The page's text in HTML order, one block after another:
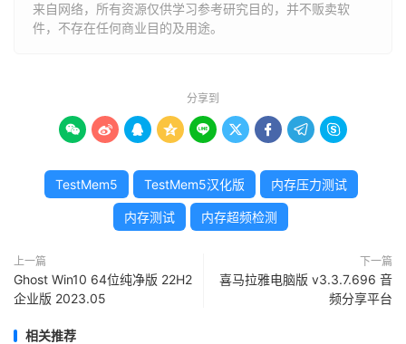
来自网络，所有资源仅供学习参考研究目的，并不贩卖软
件，不存在任何商业目的及用途。
分享到
        
TestMem5 TestMem5汉化版 内存压力测试
内存测试 内存超频检测
上一篇
Ghost Win10 64位纯净版 22H2
企业版 2023.05
下一篇
喜马拉雅电脑版 v3.3.7.696 音
频分享平台
相关推荐